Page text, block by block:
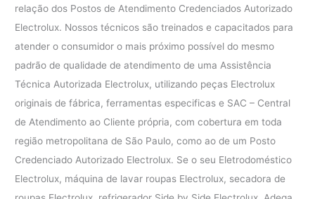
relação dos Postos de Atendimento Credenciados Autorizado
Electrolux. Nossos técnicos são treinados e capacitados para
atender o consumidor o mais próximo possível do mesmo
padrão de qualidade de atendimento de uma Assistência
Técnica Autorizada Electrolux, utilizando peças Electrolux
originais de fábrica, ferramentas especificas e SAC – Central
de Atendimento ao Cliente própria, com cobertura em toda
região metropolitana de São Paulo, como ao de um Posto
Credenciado Autorizado Electrolux. Se o seu Eletrodoméstico
Electrolux, máquina de lavar roupas Electrolux, secadora de